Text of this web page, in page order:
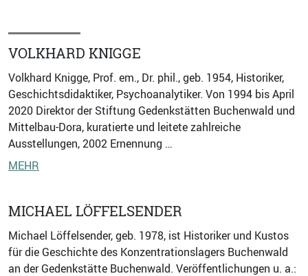
VOLKHARD KNIGGE
Volkhard Knigge, Prof. em., Dr. phil., geb. 1954, Historiker,
Geschichtsdidaktiker, Psychoanalytiker. Von 1994 bis April
2020 Direktor der Stiftung Gedenkstätten Buchenwald und
Mittelbau-Dora, kuratierte und leitete zahlreiche
Ausstellungen, 2002 Ernennung …
MEHR
MICHAEL LÖFFELSENDER
Michael Löffelsender, geb. 1978, ist Historiker und Kustos
für die Geschichte des Konzentrationslagers Buchenwald
an der Gedenkstätte Buchenwald. Veröffentlichungen u. a.: